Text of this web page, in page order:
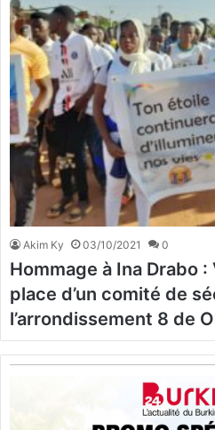
Akim Ky 03/10/2021 0
Hommage à Ina Drabo :
place d’un comité de
l’arrondissement 8 de